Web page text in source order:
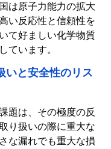
は原子力能力の拡大
い反応性と信頼性を
て好ましい化学物質
ています。
いと安全性のリス
題は、その極度の反
り扱いの際に重大な
な漏れでも重大な損